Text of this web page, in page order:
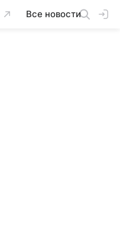
Все новости